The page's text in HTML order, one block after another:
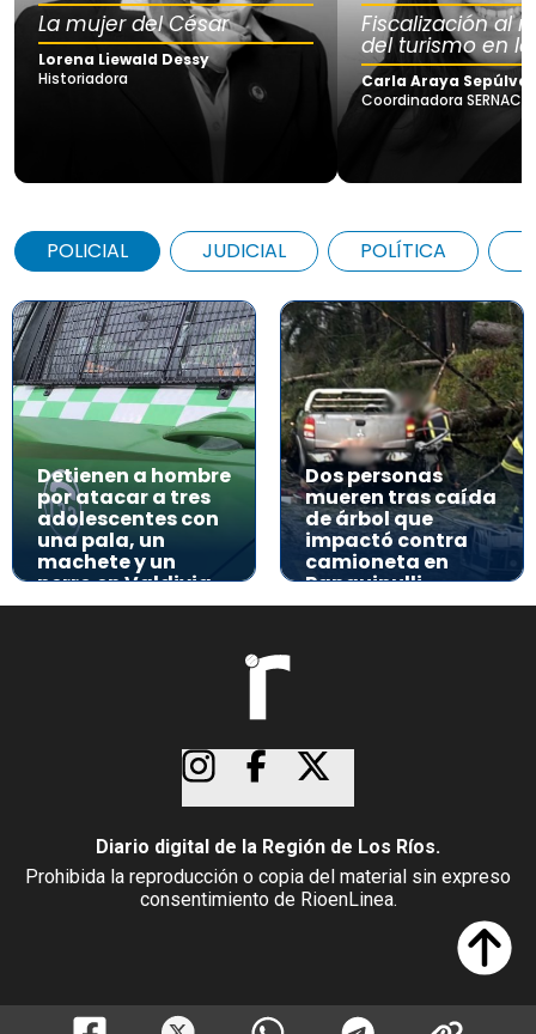
La mujer del César
Lorena Liewald Dessy
Historiadora
Fiscalización al
del turismo en
Carla Araya
Coordinadora SERNAC
POLICIAL JUDICIAL POLÍTICA
Detienen a hombre
por atacar a tres
adolescentes con
una pala, un
machete y un
perro en Valdivia
Dos personas
mueren tras caída
de árbol que
impactó contra
camioneta en
Panguipulli
Diario digital de la Región de Los Ríos.
Prohibida la reproducción o copia del material sin expreso
consentimiento de RioenLinea.